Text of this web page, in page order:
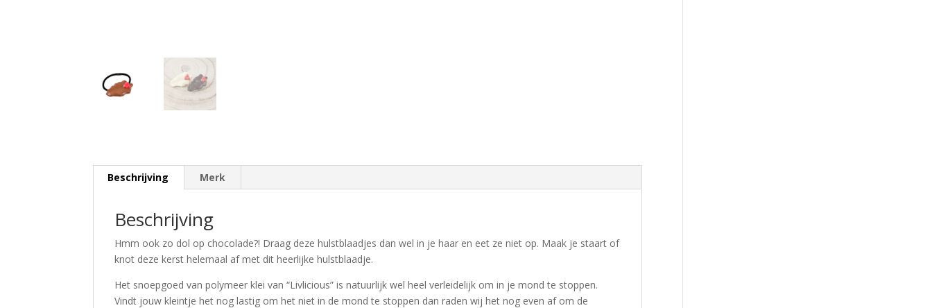
Beschrijving Merk
Beschrijving
Hmm ook zo dol op chocolade?! Draag deze hulstblaadjes dan wel in je haar en eet ze niet op. Maak je staart of
knot deze kerst helemaal af met dit heerlijke hulstblaadje.
Het snoepgoed van polymeer klei van “Livlicious” is natuurlijk wel heel verleidelijk om in je mond te stoppen.
Vindt jouw kleintje het nog lastig om het niet in de mond te stoppen dan raden wij het nog even af om de